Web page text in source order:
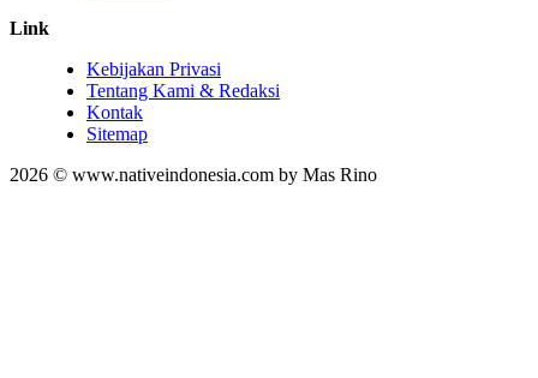
Link
Kebijakan Privasi
Tentang Kami & Redaksi
Kontak
Sitemap
2026 © www.nativeindonesia.com by Mas Rino